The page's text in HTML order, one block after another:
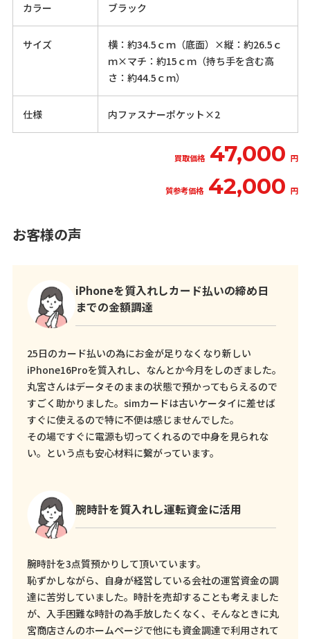
カラー ブラック
サイズ
横：約34.5ｃｍ（底面）×縦：約26.5ｃ
ｍ×マチ：約15ｃｍ（持ち手を含む高
さ：約44.5ｃｍ）
仕様 内ファスナーポケット×2
買取価格 47,000 円
質参考価格 42,000 円
お客様の声
iPhoneを質入れしカード払いの締め日
までの金額調達
25日のカード払いの為にお金が足りなくなり新しい
iPhone16Proを質入れし、なんとか今月をしのぎました。
丸宮さんはデータそのままの状態で預かってもらえるので
すごく助かりました。simカードは古いケータイに差せば
すぐに使えるので特に不便は感じませんでした。
その場ですぐに電源も切ってくれるので中身を見られな
い。という点も安心材料に繋がっています。
腕時計を質入れし運転資金に活用
腕時計を3点質預かりして頂いています。
恥ずかしながら、自身が経営している会社の運営資金の調
達に苦労していました。時計を売却することも考えました
が、入手困難な時計の為手放したくなく、そんなときに丸
宮商店さんのホームページで他にも資金調達で利用されて